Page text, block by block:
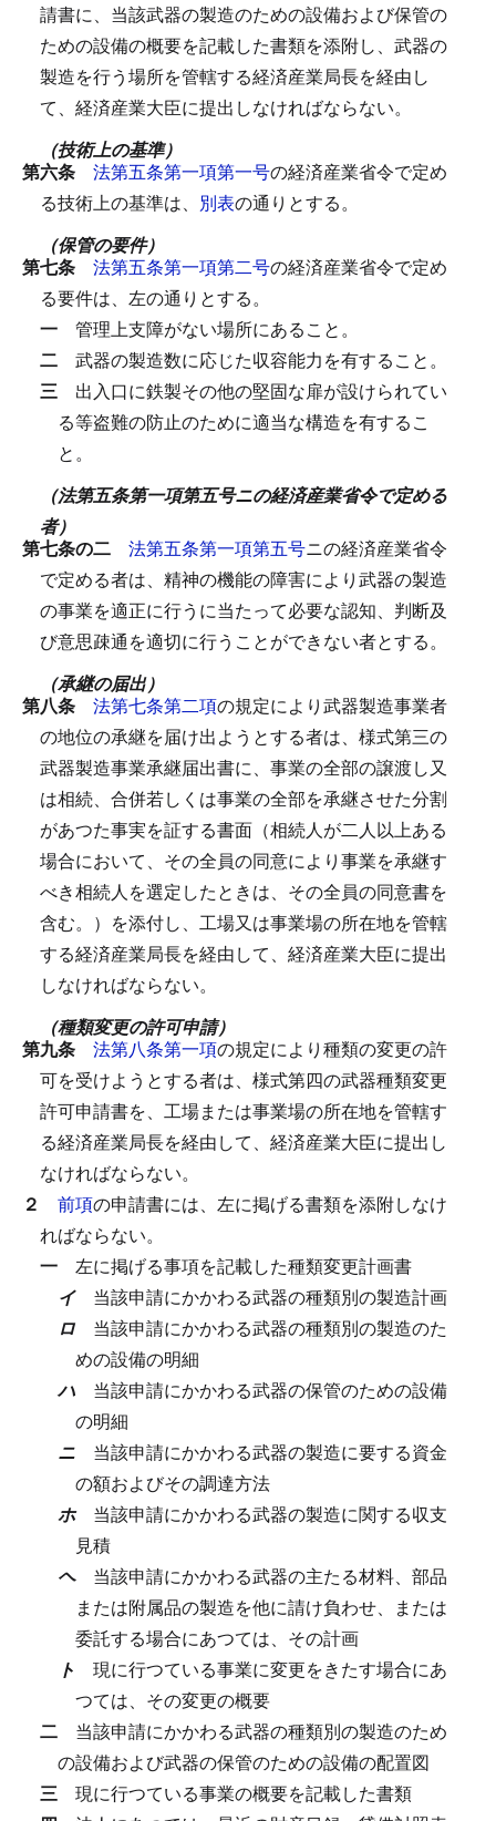
請書に、当該武器の製造のための設備および保管の
ための設備の概要を記載した書類を添附し、武器の
製造を行う場所を管轄する経済産業局長を経由し
て、経済産業大臣に提出しなければならない。
（技術上の基準）
第六条 法第五条第一項第一号の経済産業省令で定め
る技術上の基準は、 別表の通りとする。
（保管の要件）
第七条 法第五条第一項第二号の経済産業省令で定め
る要件は、左の通りとする。
一 管理上支障がない場所にあること。
二 武器の製造数に応じた収容能力を有すること。
三 出入口に鉄製その他の堅固な扉が設けられてい
る等盗難の防止のために適当な構造を有するこ
と。
（法第五条第一項第五号ニの経済産業省令で定める
者）
第七条の二 法第五条第一項第五号ニの経済産業省令
で定める者は、精神の機能の障害により武器の製造
の事業を適正に行うに当たって必要な認知、判断及
び意思疎通を適切に行うことができない者とする。
（承継の届出）
第八条 法第七条第二項の規定により武器製造事業者
の地位の承継を届け出ようとする者は、様式第三の
武器製造事業承継届出書に、事業の全部の譲渡し又
は相続、合併若しくは事業の全部を承継させた分割
があつた事実を証する書面（相続人が二人以上ある
場合において、その全員の同意により事業を承継す
べき相続人を選定したときは、その全員の同意書を
含む。）を添付し、工場又は事業場の所在地を管轄
する経済産業局長を経由して、経済産業大臣に提出
しなければならない。
（種類変更の許可申請）
第九条 法第八条第一項の規定により種類の変更の許
可を受けようとする者は、様式第四の武器種類変更
許可申請書を、工場または事業場の所在地を管轄す
る経済産業局長を経由して、経済産業大臣に提出し
なければならない。
２ 前項の申請書には、左に掲げる書類を添附しなけ
ればならない。
一 左に掲げる事項を記載した種類変更計画書
イ 当該申請にかかわる武器の種類別の製造計画
ロ 当該申請にかかわる武器の種類別の製造のた
めの設備の明細
ハ 当該申請にかかわる武器の保管のための設備
の明細
ニ 当該申請にかかわる武器の製造に要する資金
の額およびその調達方法
ホ 当該申請にかかわる武器の製造に関する収支
見積
ヘ 当該申請にかかわる武器の主たる材料、部品
または附属品の製造を他に請け負わせ、または
委託する場合にあつては、その計画
ト 現に行つている事業に変更をきたす場合にあ
つては、その変更の概要
二 当該申請にかかわる武器の種類別の製造のため
の設備および武器の保管のための設備の配置図
三 現に行つている事業の概要を記載した書類